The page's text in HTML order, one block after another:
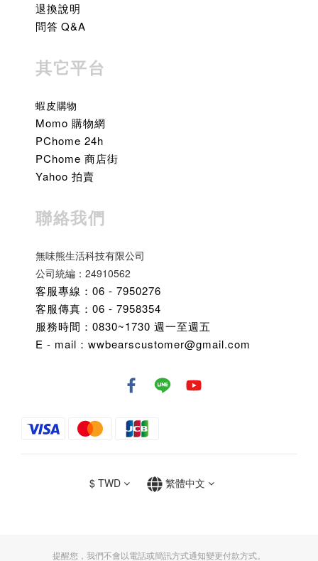
退換說明
問答 Q&A
其它平台
蝦皮購物
Momo 購物網
PChome 24h
PChome 商店街
Yahoo 拍賣
聯絡我們
無味熊生活科技有限公司
公司統編：24910562
客服專線：06 - 7950276
客服傳真：06 - 7958354
服務時間：0830~1730 週一至週五
E - mail：wwbearscustomer@gmail.com
$ TWD 繁體中文
提醒您，我們不會以電話或簡訊方式通知變更付款方式。